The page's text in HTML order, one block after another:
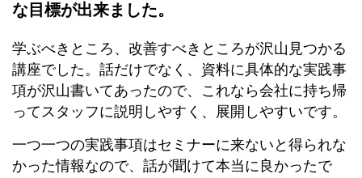
な目標が出来ました。
学ぶべきところ、改善すべきところが沢山見つかる
講座でした。話だけでなく、資料に具体的な実践事
項が沢山書いてあったので、これなら会社に持ち帰
ってスタッフに説明しやすく、展開しやすいです。
一つ一つの実践事項はセミナーに来ないと得られな
かった情報なので、話が聞けて本当に良かったで